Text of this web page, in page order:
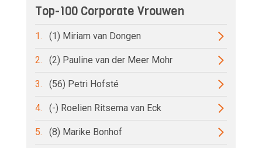
Top-100 Corporate Vrouwen
1. (1) Miriam van Dongen
2. (2) Pauline van der Meer Mohr
3. (56) Petri Hofsté
4. (-) Roelien Ritsema van Eck
5. (8) Marike Bonhof